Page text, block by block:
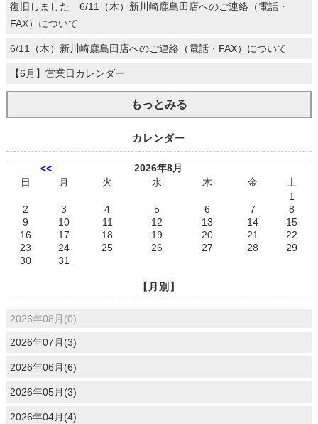
復旧しました 6/11（木）新川崎鹿島田店へのご連絡（電話・
FAX）について
6/11（木）新川崎鹿島田店へのご連絡（電話・FAX）について
【6月】営業日カレンダー
もっとみる
カレンダー
<<
2026年8月
日
月 火 水 木 金
土
1
2
3 4 5 6 7
8
9
10 11 12 13 14
15
16
17 18 19 20 21
22
23
24 25 26 27 28
29
30
31
【月別】
2026年08月(0)
2026年07月(3)
2026年06月(6)
2026年05月(3)
2026年04月(4)